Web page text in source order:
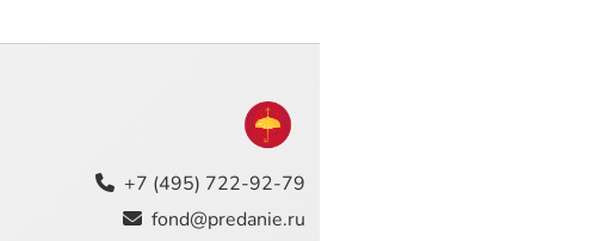
+7 (495) 722-92-79
fond@predanie.ru